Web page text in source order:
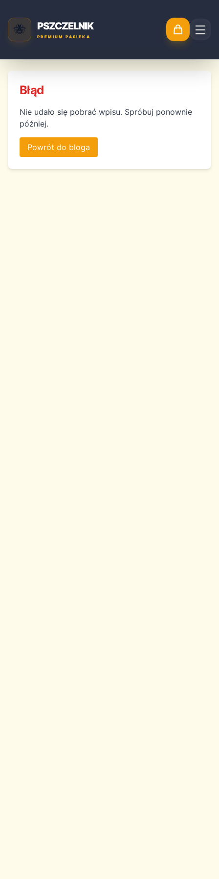
🐝 PSZCZELNIK
PREMIUM PASIEKA
Błąd
Nie udało się pobrać wpisu. Spróbuj ponownie
później.
Powrót do bloga